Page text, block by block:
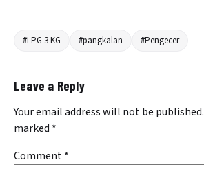
#LPG 3 KG #pangkalan #Pengecer
Leave a Reply
Your email address will not be published.
marked *
Comment*